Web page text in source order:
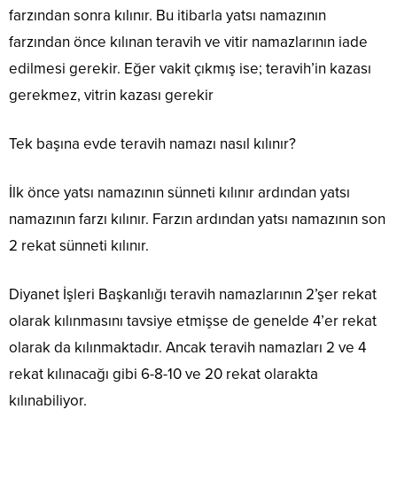
farzından sonra kılınır. Bu itibarla yatsı namazının
farzından önce kılınan teravih ve vitir namazlarının iade
edilmesi gerekir. Eğer vakit çıkmış ise; teravih’in kazası
gerekmez, vitrin kazası gerekir
Tek başına evde teravih namazı nasıl kılınır?
İlk önce yatsı namazının sünneti kılınır ardından yatsı
namazının farzı kılınır. Farzın ardından yatsı namazının son
2 rekat sünneti kılınır.
Diyanet İşleri Başkanlığı teravih namazlarının 2’şer rekat
olarak kılınmasını tavsiye etmişse de genelde 4’er rekat
olarak da kılınmaktadır. Ancak teravih namazları 2 ve 4
rekat kılınacağı gibi 6-8-10 ve 20 rekat olarakta
kılınabiliyor.